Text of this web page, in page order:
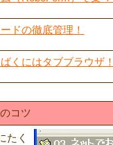
ドの徹底管理！
くにはタブブラウザ！
コツ
たく